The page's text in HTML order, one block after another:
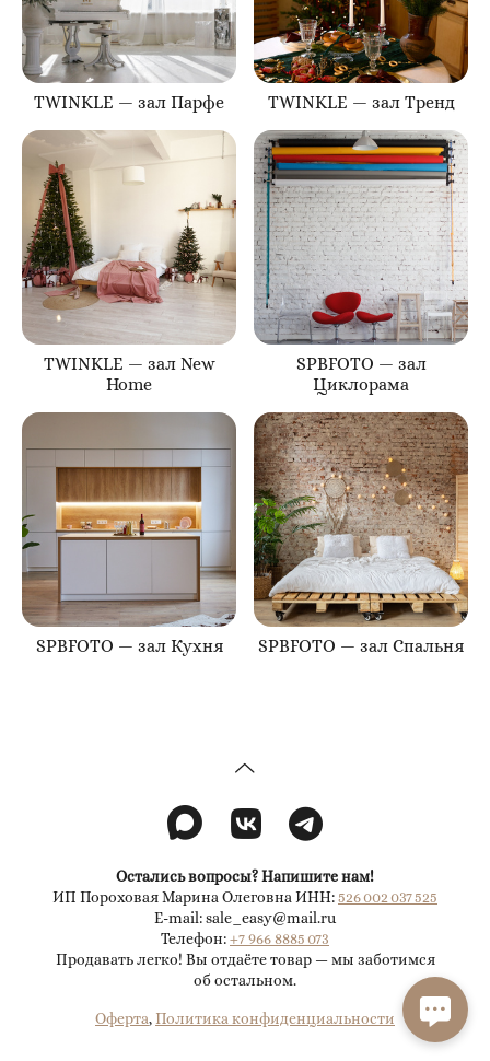
TWINKLE — зал Парфе TWINKLE — зал Тренд
TWINKLE — зал New
Home
SPBFOTO — зал
Циклорама
SPBFOTO — зал Кухня SPBFOTO — зал Спальня
Остались вопросы? Напишите нам!
ИП Пороховая Марина Олеговна ИНН:526 002 037 525
E-mail: sale_easy@mail.ru
Телефон:+7 966 8885 073
Продавать легко! Вы отдаёте товар — мы заботимся
об остальном.
Оферта, Политика конфиденциальности